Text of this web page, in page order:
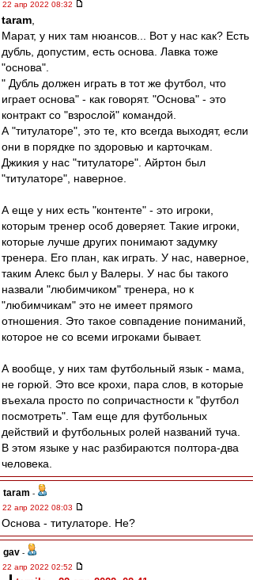
22 апр 2022 08:32
taram
Марат, у них там нюансов... Вот у нас как? Есть
дубль, допустим, есть основа. Лавка тоже
"основа".
" Дубль должен играть в тот же футбол, что
играет основа" - как говорят. "Основа" - это
контракт со "взрослой" командой.
А "титулаторе", это те, кто всегда выходят, если
они в порядке по здоровью и карточкам.
Джикия у нас "титулаторе". Айртон был
"титулаторе", наверное.
А еще у них есть "контенте" - это игроки,
которым тренер особ доверяет. Такие игроки,
которые лучше других понимают задумку
тренера. Его план, как играть. У нас, наверное,
таким Алекс был у Валеры. У нас бы такого
назвали "любимчиком" тренера, но к
"любимчикам" это не имеет прямого
отношения. Это такое совпадение пониманий,
которое не со всеми игроками бывает.
А вообще, у них там футбольный язык - мама,
не горюй. Это все крохи, пара слов, в которые
въехала просто по сопричастности к "футбол
посмотреть". Там еще для футбольных
действий и футбольных ролей названий туча.
В этом языке у нас разбираются полтора-два
человека.
taram -
22 апр 2022 08:03
Основа - титулаторе. Не?
gav -
22 апр 2022 02:52